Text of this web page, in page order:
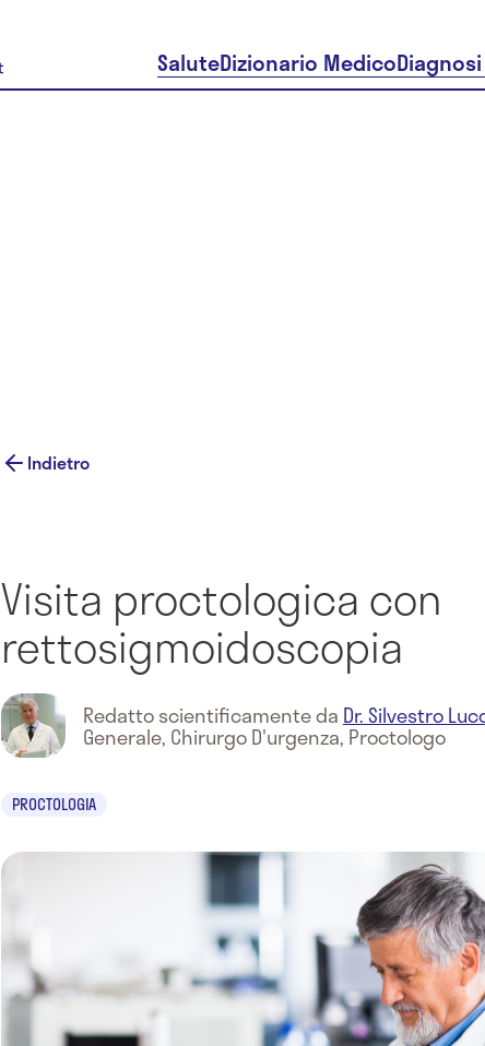
SaluteDizionario Medico
Indietro
Visita proctologica con
rettosigmoidoscopia
Redatto scientificamente da Dr. Silvestro
Generale, Chirurgo D'urgenza, Proctologo
PROCTOLOGIA